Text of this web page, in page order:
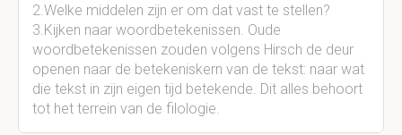
2.Welke middelen zijn er om dat vast te stellen?
3.Kijken naar woordbetekenissen. Oude
woordbetekenissen zouden volgens Hirsch de deur
openen naar de betekeniskern van de tekst: naar wat
die tekst in zijn eigen tijd betekende. Dit alles behoort
tot het terrein van de filologie.